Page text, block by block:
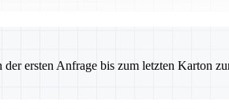
ersten Anfrage bis zum letzten Karton